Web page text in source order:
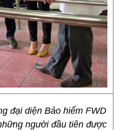
đại diện Bảo hiểm FWD
người đầu tiên được